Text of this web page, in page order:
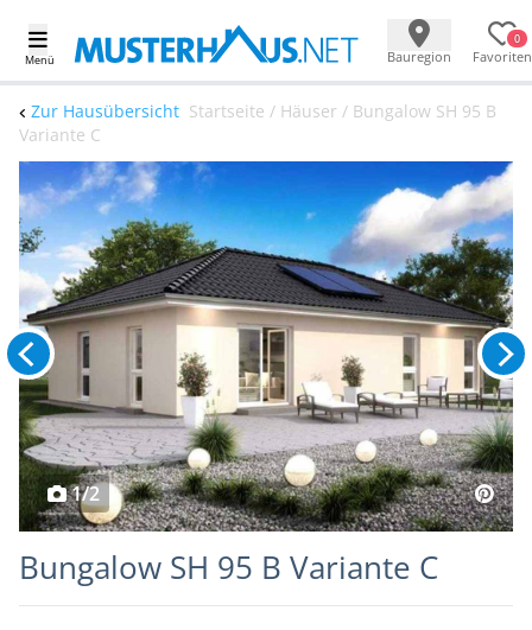
Menü Bauregion
0
Favoriten
Zur Hausübersicht Startseite / Häuser / Bungalow SH 95 B
Variante C
1/2
Bungalow SH 95 B Variante C